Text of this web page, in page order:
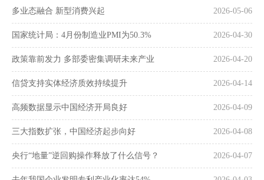
县域服务
案例中心
联系我们
在线留言
立105周年 2026-05-06
多业态融合 新型消费兴起
2026-04-30
国家统计局：4月份制造业PMI为50.3%
2026-04-20
政策靠前发力 多部委密集调研未来产业
2026-04-14
信贷支持实体经济质效持续提升
2026-04-09
高频数据显示中国经济开局良好
2026-04-08
三大指数扩张，中国经济起步向好
2026-04-07
央行“地量”逆回购操作释放了什么信号？